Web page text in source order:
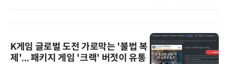
K게임 글로벌 도전 가로막는 '불법 복
제'... 패키지 게임 '크랙' 버젓이 유통